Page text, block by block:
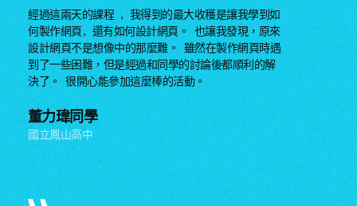
董力瑋同學
國立鳳山高中
經過這兩天的課程 , 我得到的最大收穫是讓我學到如
何製作網頁, 還有如何設計網頁。 也讓我發現，原來
設計網頁不是想像中的那麼難。 雖然在製作網頁時遇
到了一些困難，但是經過和同學的討論後都順利的解
決了。 很開心能參加這麼棒的活動。